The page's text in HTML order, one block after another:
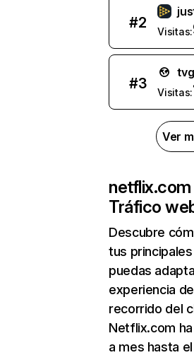
#2
Visitas:
#3
Visitas:
Ver
netflix.com
Tráfico
Descubre
tus
puedas
experiencia
recorrido del
Netflix.com
a mes hasta